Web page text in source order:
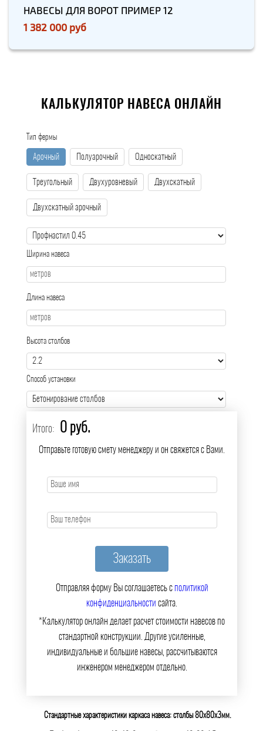
НАВЕСЫ ДЛЯ ВОРОТ ПРИМЕР 12
1 382 000 руб
КАЛЬКУЛЯТОР НАВЕСА ОНЛАЙН
Тип фермы
Арочный Полуарочный Односкатный
Треугольный Двухуровневый Двухскатный
Двухскатный арочный
Ширина навеса
Длина навеса
Высота столбов
Способ установки
Итого: 0 руб.
Отправьте готовую смету менеджеру и он свяжется с Вами.
Отправляя форму Вы соглашаетесь сполитикой
конфиденциальности сайта.
*Калькулятор онлайн делает расчет стоимости навесов по
стандартной конструкции. Другие усиленные,
индивидуальные и большие навесы, рассчитываются
инженером менеджером отдельно.
Стандартные характеристики каркаса навеса: столбы 80х80х3мм.